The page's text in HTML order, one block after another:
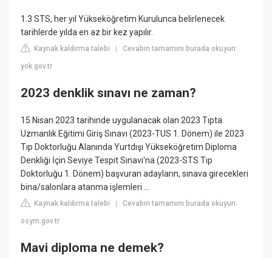
1.3 STS, her yıl Yükseköğretim Kurulunca belirlenecek
tarihlerde yılda en az bir kez yapılır.
Kaynak kaldırma talebi |Cevabın tamamını burada okuyun:
yok.gov.tr
2023 denklik sınavı ne zaman?
15 Nisan 2023 tarihinde uygulanacak olan 2023 Tıpta
Uzmanlık Eğitimi Giriş Sınavı (2023-TUS 1. Dönem) ile 2023
Tıp Doktorluğu Alanında Yurtdışı Yükseköğretim Diploma
Denkliği İçin Seviye Tespit Sınavı'na (2023-STS Tıp
Doktorluğu 1. Dönem) başvuran adayların, sınava girecekleri
bina/salonlara atanma işlemleri ...
Kaynak kaldırma talebi |Cevabın tamamını burada okuyun:
osym.gov.tr
Mavi diploma ne demek?